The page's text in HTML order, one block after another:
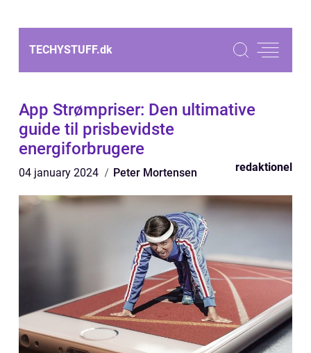
TECHYSTUFF.dk
App Strømpriser: Den ultimative
guide til prisbevidste
energiforbrugere
04 january 2024 Peter Mortensen redaktionel